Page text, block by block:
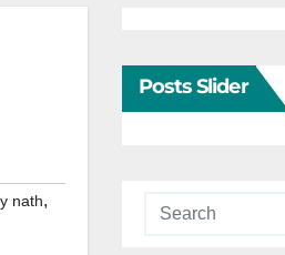
nath,
Posts Slider